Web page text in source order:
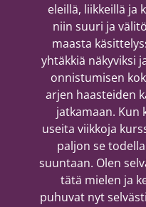
eleillä, liikkeillä ja
niin suuri ja
maasta
yhtäkkiä näkyviksi
onnistumisen
arjen haasteiden
jatkamaan.
useita viikkoja
paljon se
suuntaan. Olen
tätä mielen ja
puhuvat nyt